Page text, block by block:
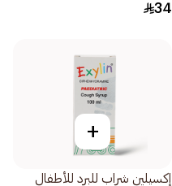
34
+
إكسيلين شراب للبرد للأطفال